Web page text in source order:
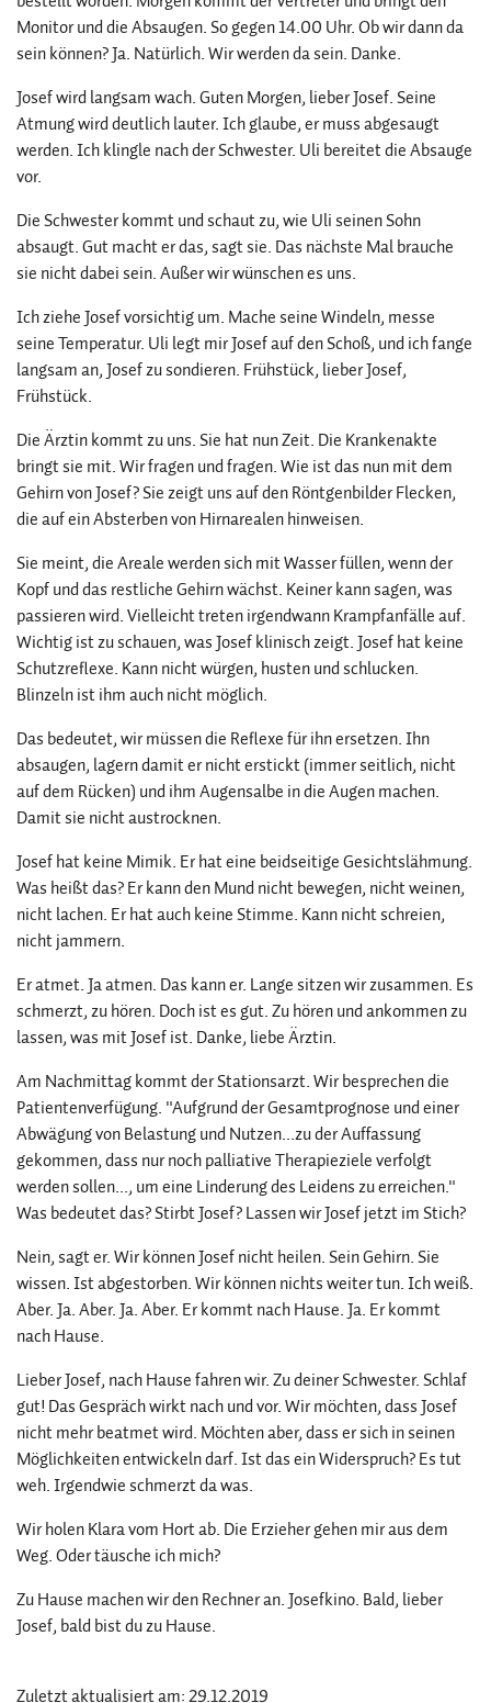
Monitor und die Absaugen. So gegen 14.00 Uhr. Ob wir dann da
sein können? Ja. Natürlich. Wir werden da sein. Danke.
Josef wird langsam wach. Guten Morgen, lieber Josef. Seine
Atmung wird deutlich lauter. Ich glaube, er muss abgesaugt
werden. Ich klingle nach der Schwester. Uli bereitet die Absauge
vor.
Die Schwester kommt und schaut zu, wie Uli seinen Sohn
absaugt. Gut macht er das, sagt sie. Das nächste Mal brauche
sie nicht dabei sein. Außer wir wünschen es uns.
Ich ziehe Josef vorsichtig um. Mache seine Windeln, messe
seine Temperatur. Uli legt mir Josef auf den Schoß, und ich fange
langsam an, Josef zu sondieren. Frühstück, lieber Josef,
Frühstück.
Die Ärztin kommt zu uns. Sie hat nun Zeit. Die Krankenakte
bringt sie mit. Wir fragen und fragen. Wie ist das nun mit dem
Gehirn von Josef? Sie zeigt uns auf den Röntgenbilder Flecken,
die auf ein Absterben von Hirnarealen hinweisen.
Sie meint, die Areale werden sich mit Wasser füllen, wenn der
Kopf und das restliche Gehirn wächst. Keiner kann sagen, was
passieren wird. Vielleicht treten irgendwann Krampfanfälle auf.
Wichtig ist zu schauen, was Josef klinisch zeigt. Josef hat keine
Schutzreflexe. Kann nicht würgen, husten und schlucken.
Blinzeln ist ihm auch nicht möglich.
Das bedeutet, wir müssen die Reflexe für ihn ersetzen. Ihn
absaugen, lagern damit er nicht erstickt (immer seitlich, nicht
auf dem Rücken) und ihm Augensalbe in die Augen machen.
Damit sie nicht austrocknen.
Josef hat keine Mimik. Er hat eine beidseitige Gesichtslähmung.
Was heißt das? Er kann den Mund nicht bewegen, nicht weinen,
nicht lachen. Er hat auch keine Stimme. Kann nicht schreien,
nicht jammern.
Er atmet. Ja atmen. Das kann er. Lange sitzen wir zusammen. Es
schmerzt, zu hören. Doch ist es gut. Zu hören und ankommen zu
lassen, was mit Josef ist. Danke, liebe Ärztin.
Am Nachmittag kommt der Stationsarzt. Wir besprechen die
Patientenverfügung. "Aufgrund der Gesamtprognose und einer
Abwägung von Belastung und Nutzen...zu der Auffassung
gekommen, dass nur noch palliative Therapieziele verfolgt
werden sollen..., um eine Linderung des Leidens zu erreichen."
Was bedeutet das? Stirbt Josef? Lassen wir Josef jetzt im Stich?
Nein, sagt er. Wir können Josef nicht heilen. Sein Gehirn. Sie
wissen. Ist abgestorben. Wir können nichts weiter tun. Ich weiß.
Aber. Ja. Aber. Ja. Aber. Er kommt nach Hause. Ja. Er kommt
nach Hause.
Lieber Josef, nach Hause fahren wir. Zu deiner Schwester. Schlaf
gut! Das Gespräch wirkt nach und vor. Wir möchten, dass Josef
nicht mehr beatmet wird. Möchten aber, dass er sich in seinen
Möglichkeiten entwickeln darf. Ist das ein Widerspruch? Es tut
weh. Irgendwie schmerzt da was.
Wir holen Klara vom Hort ab. Die Erzieher gehen mir aus dem
Weg. Oder täusche ich mich?
Zu Hause machen wir den Rechner an. Josefkino. Bald, lieber
Josef, bald bist du zu Hause.
Zuletzt aktualisiert am: 29.12.2019